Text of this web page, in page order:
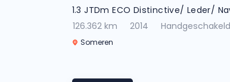
1.3 JTDm ECO Distinctive/ Leder/
126.362 km
2014 Handgeschakeld
Someren